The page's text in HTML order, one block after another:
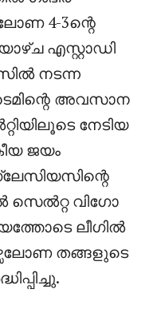
4-3ന്റെ
എസ്റ്റാഡി
നടന്ന
അവസാന
നേടിയ
ജയം
സെൽറ്റ വിഗോ
ലീഗിൽ
തങ്ങളുടെ